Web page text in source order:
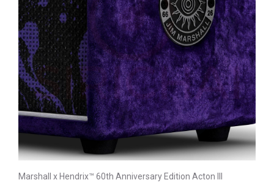
Marshall x Hendrix™ 60th Anniversary Edition Acton III